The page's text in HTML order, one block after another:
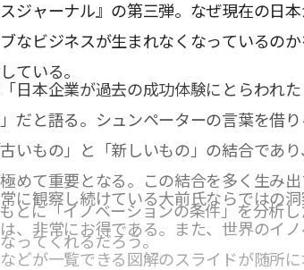
ジャーナル』の第三弾。なぜ現在の日
なビジネスが生まれなくなっているの
ている。
日本企業が過去の成功体験にとらわれ
だと語る。シュンペーターの言葉を借
いもの」と「新しいもの」の結合であ
めて重要となる。この結合を多く生み
とに「イノベーションの条件」を分析
ってくれるだろう。
に観察し続けている大前氏ならではの
、非常にお得である。また、世界のイ
どが一覧できる図解のスライドが随所